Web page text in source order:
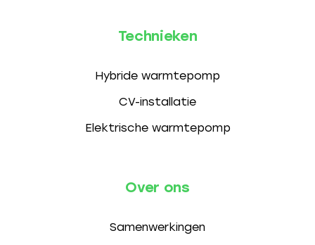
Technieken
Hybride warmtepomp
CV-installatie
Elektrische warmtepomp
Over ons
Samenwerkingen